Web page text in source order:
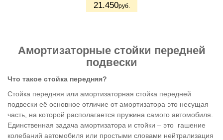
21.450руб.
Амортизаторные стойки передней
подвески
Что такое стойка передняя?
Стойка передняя или амортизаторная стойка передней
подвески её основное отличие от амортизатора это несущая
часть, на которой располагается пружина самого автомобиля.
Единственная задача амортизатора и стойки – это гашение
колебаний автомобиля или простыми словами нейтрализация